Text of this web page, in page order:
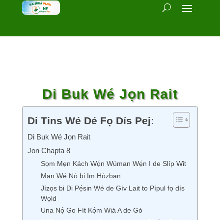
Di Buk Wé Jọn Rait
Di Tins Wé Dé Fọ Dís Pej:
Di Buk Wé Jọn Rait
Jọn Chapta 8
Sọm Mẹn Kách Wọ́n Wúman Wẹ́n I de Slíp Wit
Man Wé Nọ́ bi Im Họ́zban
Jízọs bi Di Pẹ́sin Wé de Gív Lait to Pípul fọ dís
Wọld
Una Nọ́ Go Fít Kọ́m Wiá A de Gò